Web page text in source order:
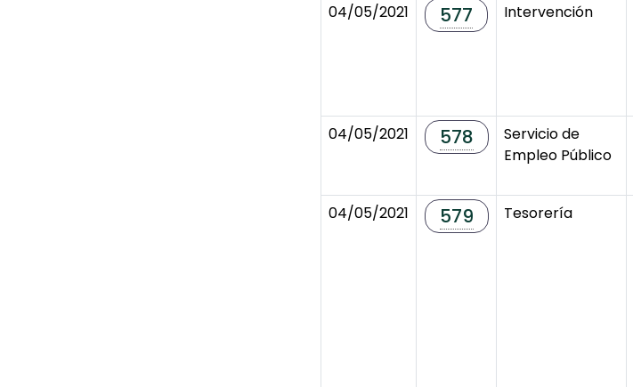
04/05/2021
577 Intervención
04/05/2021 578
Servicio de
Empleo Público
04/05/2021
579 Tesorería